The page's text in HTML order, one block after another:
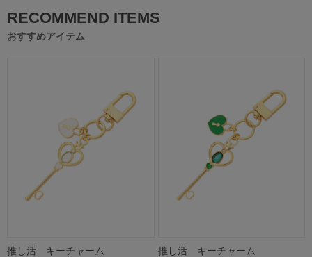
RECOMMEND ITEMS
おすすめアイテム
推し活 キーチャーム 推し活 キーチャーム